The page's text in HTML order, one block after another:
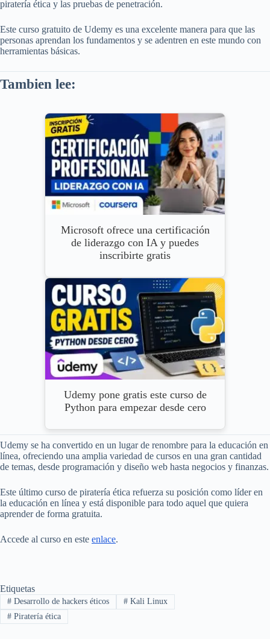
piratería ética y las pruebas de penetración.
Este curso gratuito de Udemy es una excelente manera para que las
personas aprendan los fundamentos y se adentren en este mundo con
herramientas básicas.
Tambien lee:
Microsoft ofrece una certificación
de liderazgo con IA y puedes
inscribirte gratis
Udemy pone gratis este curso de
Python para empezar desde cero
Udemy se ha convertido en un lugar de renombre para la educación en
línea, ofreciendo una amplia variedad de cursos en una gran cantidad
de temas, desde programación y diseño web hasta negocios y finanzas.
Este último curso de piratería ética refuerza su posición como líder en
la educación en línea y está disponible para todo aquel que quiera
aprender de forma gratuita.
Accede al curso en este enlace.
Etiquetas
#Desarrollo de hackers éticos #Kali Linux
#Piratería ética